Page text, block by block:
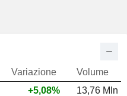
Variazione
Volume
+5,08%
13,76 Mln